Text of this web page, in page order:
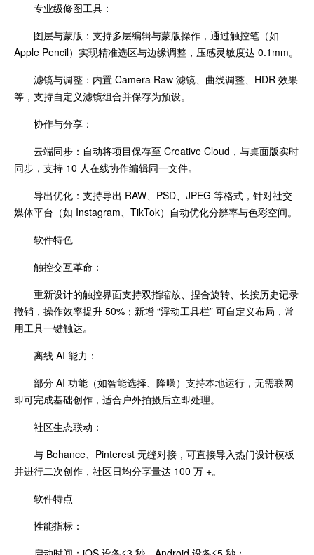
专业级修图工具：
图层与蒙版：支持多层编辑与蒙版操作，通过触控笔（如
Apple Pencil）实现精准选区与边缘调整，压感灵敏度达 0.1mm。
滤镜与调整：内置 Camera Raw 滤镜、曲线调整、HDR 效果
等，支持自定义滤镜组合并保存为预设。
协作与分享：
云端同步：自动将项目保存至 Creative Cloud，与桌面版实时
同步，支持 10 人在线协作编辑同一文件。
导出优化：支持导出 RAW、PSD、JPEG 等格式，针对社交
媒体平台（如 Instagram、TikTok）自动优化分辨率与色彩空间。
软件特色
触控交互革命：
重新设计的触控界面支持双指缩放、捏合旋转、长按历史记录
撤销，操作效率提升 50%；新增 “浮动工具栏” 可自定义布局，常
用工具一键触达。
离线 AI 能力：
部分 AI 功能（如智能选择、降噪）支持本地运行，无需联网
即可完成基础创作，适合户外拍摄后立即处理。
社区生态联动：
与 Behance、Pinterest 无缝对接，可直接导入热门设计模板
并进行二次创作，社区日均分享量达 100 万 +。
软件特点
性能指标：